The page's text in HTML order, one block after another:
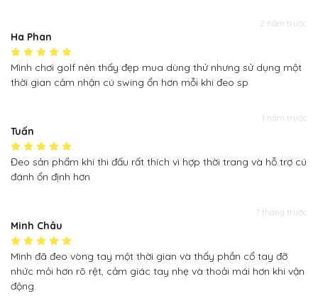
2 năm trước
Ha Phan
Mình chơi golf nên thấy đẹp mua dùng thử nhưng sử dụng một
thời gian cảm nhận cú swing ổn hơn mỗi khi đeo sp
1 năm trước
Tuấn
Đeo sản phẩm khi thi đấu rất thích vì hợp thời trang và hỗ trợ cú
đánh ổn định hơn
7 tháng trước
Minh Châu
Mình đã đeo vòng tay một thời gian và thấy phần cổ tay đỡ
nhức mỏi hơn rõ rệt, cảm giác tay nhẹ và thoải mái hơn khi vận
động.